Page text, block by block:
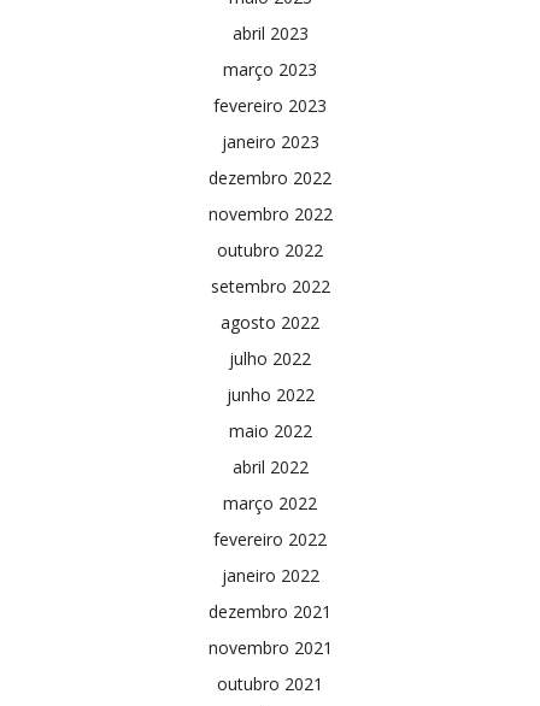
abril 2023
março 2023
fevereiro 2023
janeiro 2023
dezembro 2022
novembro 2022
outubro 2022
setembro 2022
agosto 2022
julho 2022
junho 2022
maio 2022
abril 2022
março 2022
fevereiro 2022
janeiro 2022
dezembro 2021
novembro 2021
outubro 2021